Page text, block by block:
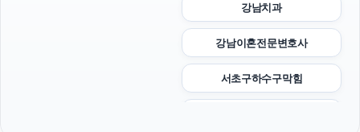
강남치과
강남이혼전문변호사
서초구하수구막힘